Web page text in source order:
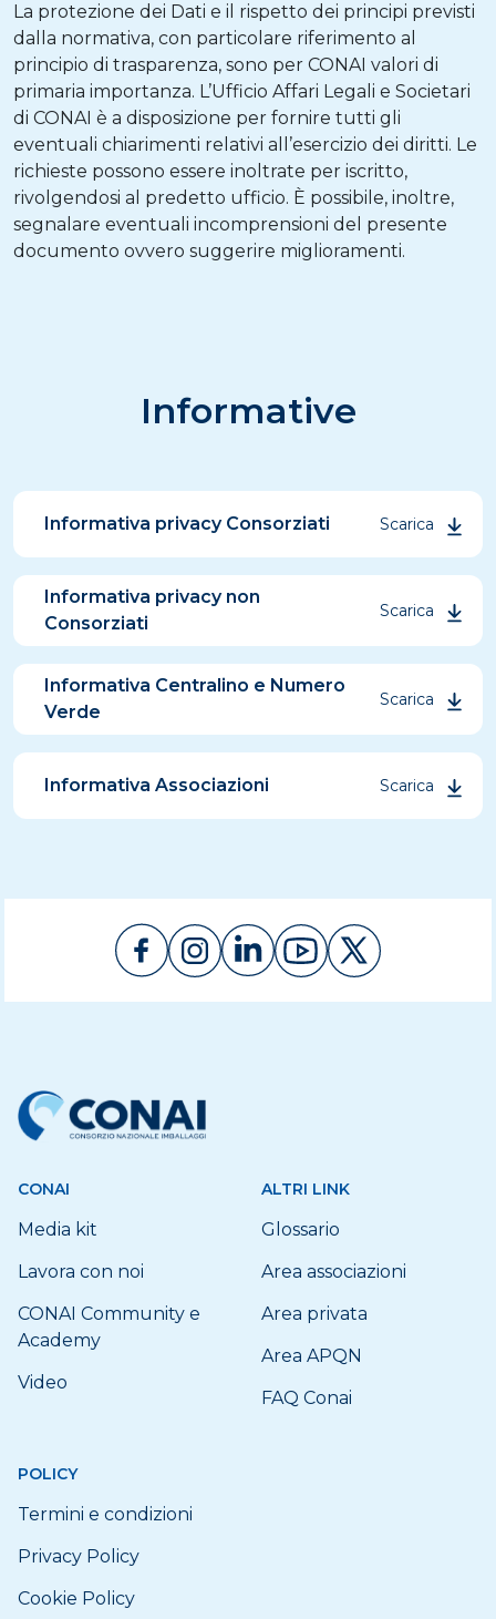
La protezione dei Dati e il rispetto dei principi previsti
dalla normativa, con particolare riferimento al
principio di trasparenza, sono per CONAI valori di
primaria importanza. L’Ufficio Affari Legali e Societari
di CONAI è a disposizione per fornire tutti gli
eventuali chiarimenti relativi all’esercizio dei diritti. Le
richieste possono essere inoltrate per iscritto,
rivolgendosi al predetto ufficio. È possibile, inoltre,
segnalare eventuali incomprensioni del presente
documento ovvero suggerire miglioramenti.
Informative
Informativa privacy Consorziati Scarica
Informativa privacy non
Consorziati
Scarica
Informativa Centralino e Numero
Verde
Scarica
Informativa Associazioni Scarica
CONAI
Media kit
Lavora con noi
CONAI Community e
Academy
Video
ALTRI LINK
Glossario
Area associazioni
Area privata
Area APQN
FAQ Conai
POLICY
Termini e condizioni
Privacy Policy
Cookie Policy